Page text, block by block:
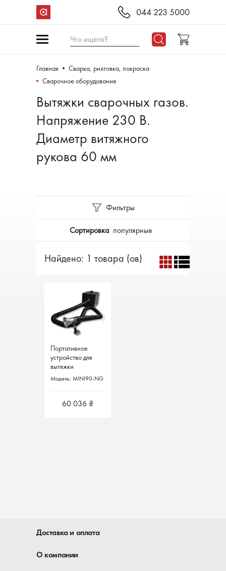
044 223 5000
Что ищете?
Главная
Сварка, рихтовка, покраска
Сварочное оборудование
Вытяжки сварочных газов.
Напряжение 230 В.
Диаметр витяжного
рукова 60 мм
Фильтры
Сортировка популярные
Найдено: 1 товара (ов)
Портативное
устройство для
вытяжки
сварочных газов
Модель: MINI90-NG
60 036 ₴
Портативное
устройство для
вытяжки
сварочных газов
Модель: MINI90-NG
60 036 ₴
Доставка и оплата
О компании